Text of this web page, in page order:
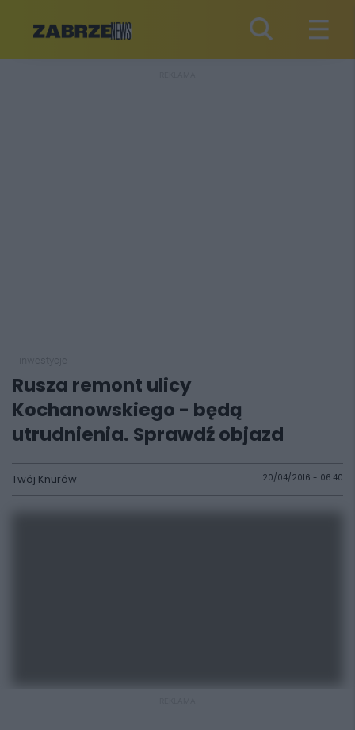
Rusza remont ulicy
Kochanowskiego - będą
utrudnienia. Sprawdź objazd
Twój Knurów 20/04/2016 - 06:40